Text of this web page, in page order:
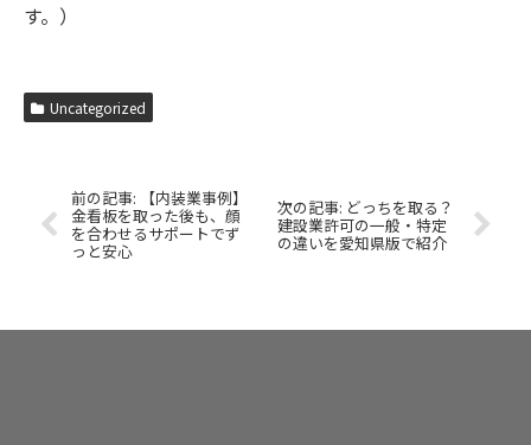
す。）
Uncategorized
【内装業事例】
金看板を取った後も、顔
を合わせるサポートでず
っと安心
どっちを取る？
建設業許可の一般・特定
の違いを愛知県版で紹介